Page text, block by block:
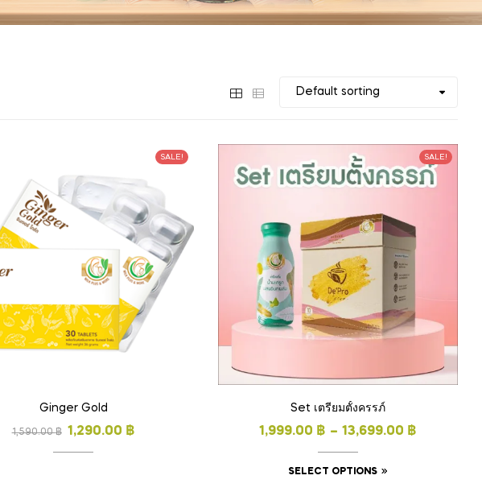
SALE!
Ginger Gold
1,590.00฿ 1,290.00 ฿
SALE!
Set เตรียมตั้งครรภ์
1,999.00 ฿ – 13,699.00 ฿
SELECT OPTIONS